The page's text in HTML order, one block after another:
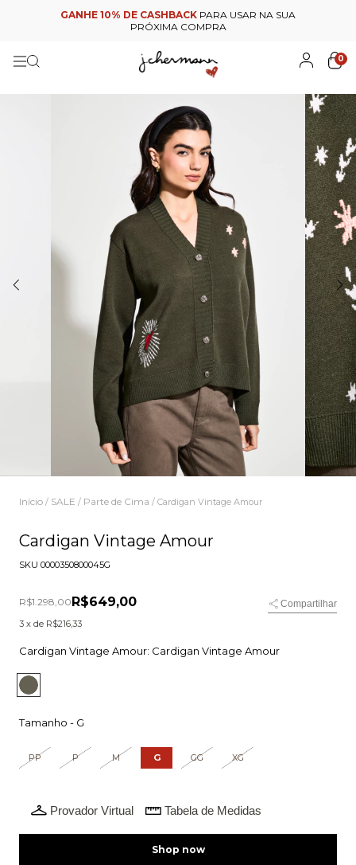
GANHE 10% DE CASHBACK PARA USAR NA SUA
PRÓXIMA COMPRA
0
Início / SALE / Parte de Cima / Cardigan Vintage Amour
Cardigan Vintage Amour
SKU 0000350800045G
R$1.298,00 R$649,00
Compartilhar
3 x de R$216,33
Cardigan Vintage Amour: Cardigan Vintage Amour
Tamanho - G
PP P M G GG XG
Provador Virtual Tabela de Medidas